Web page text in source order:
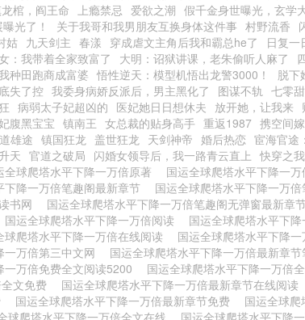
棺，阎王命 上瘾禁忌 爱欲之潮 假千金身世曝光，玄学
光了！
关于我哥和我男朋友互换身体这件事 村野流香
姑 九天剑主 春漾 穿成虐文主角后我和霸总he了 日复一
：我带着全家致富了 大明：诏狱讲课，老朱偷听人麻了
种田跑商成富婆 悟性逆天：模型机悟出龙警3000！ 脱下
失了控 我委身病娇反派后，男主黑化了 图谋不轨 七零
病弱太子妃超凶的 医妃她日日想休夫 放开她，让我来
腹黑宝宝 镇南王 女总裁的贴身高手 重返1987 携空间
雄途 镇国狂龙 盖世狂龙 天剑神帝 婚后热恋 宦海官途
天 官道之破局 闪婚女领导后，我一路青云直上 快穿之
全球爬塔水平下降一万倍原著 国运全球爬塔水平下降一
下降一万倍笔趣阁最新章节 国运全球爬塔水平下降一万
书网
国运全球爬塔水平下降一万倍笔趣阁无弹窗最新章
国运全球爬塔水平下降一万倍阅读 国运全球爬塔水平下
球爬塔水平下降一万倍在线阅读 国运全球爬塔水平下降
一万倍第三中文网 国运全球爬塔水平下降一万倍最新章节
万倍免费全文阅读5200 国运全球爬塔水平下降一万倍
文免费
国运全球爬塔水平下降一万倍最新章节在线阅读
国运全球爬塔水平下降一万倍最新章节免费 国运全球
球爬塔水平下降一万倍全文在线 国运全球爬塔水平下降